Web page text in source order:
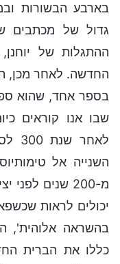
בארבע הבשורות
גדול של מכתבים
ההתגלות של
החדשה. לאחר מכן,
בספר אחד, שהוא
שבו אנו קוראים
מ-200 שנים
יכולים לראות
בהשראה אלוהית',
כללו את הברית